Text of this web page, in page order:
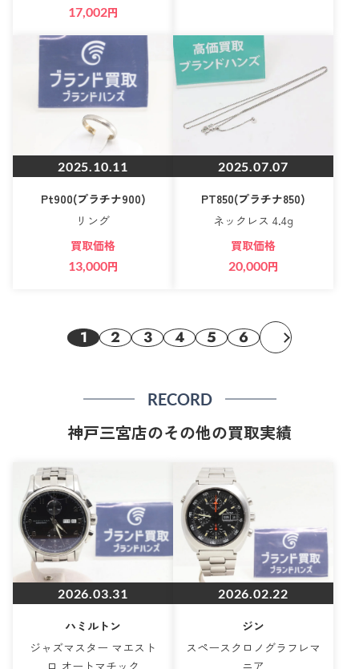
17,002円
2025.10.11
Pt900(プラチナ900)
リング
買取価格
13,000円
2025.07.07
PT850(プラチナ850)
ネックレス 4.4g
買取価格
20,000円
1 2 3 4 5 6
RECORD
神戸三宮店のその他の買取実績
2026.03.31
ハミルトン
ジャズマスター マエスト
ロ オートマチック
2026.02.22
ジン
スペースクロノグラフレマ
ニア